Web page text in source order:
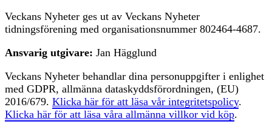
Veckans Nyheter ges ut av Veckans Nyheter
tidningsförening med organisationsnummer 802464-4687.
Ansvarig utgivare: Jan Hägglund
Veckans Nyheter behandlar dina personuppgifter i enlighet
med GDPR, allmänna dataskyddsförordningen, (EU)
2016/679. Klicka här för att läsa vår integritetspolicy.
Klicka här för att läsa våra allmänna villkor vid köp.